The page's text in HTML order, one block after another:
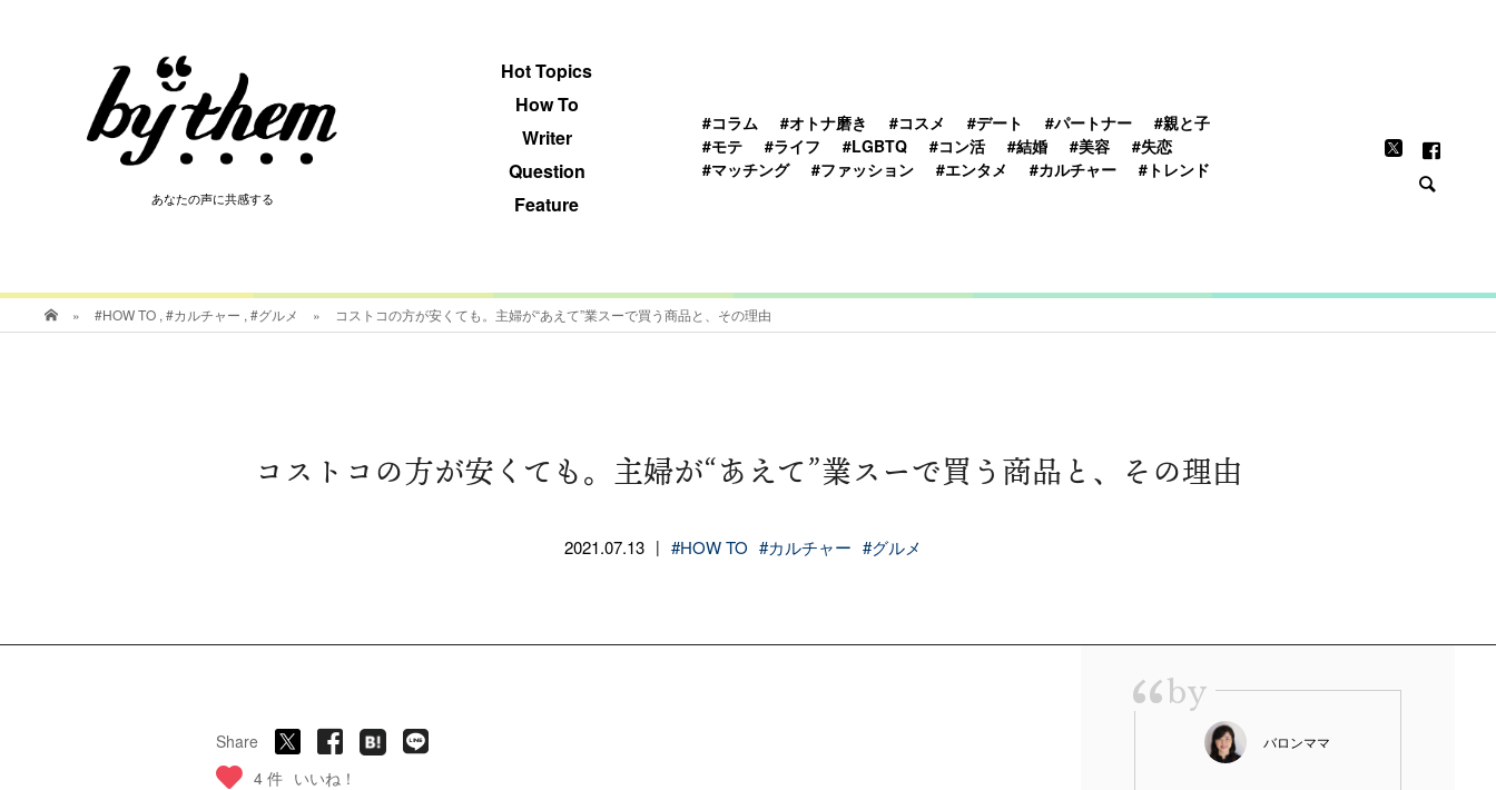
あなたの声に共感する
Hot Topics
How To
Writer
Question
Feature
#コラム #オトナ磨き #コスメ #デート #パートナー
#親と子
#モテ
#ライフ #LGBTQ #コン活 #結婚 #美容
#失恋
#マッチング
#ファッション #エンタメ #カルチャー #トレンド
あなたの声に共感する
» #HOW TO , #カルチャー , #グルメ » コストコの方が安くても。主婦が“あえて”業スーで買う商品と、その理由
コストコの方が安くても。主婦が“あえて”業スーで買う商品と、その理由
2021.07.13 | #HOW TO #カルチャー #グルメ
Share
4 件 いいね！ “by
バロンママ